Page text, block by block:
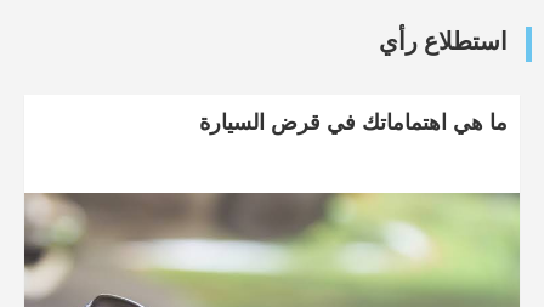
استطلاع رأي
ما هي اهتماماتك في قرض السيارة